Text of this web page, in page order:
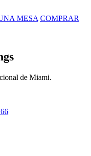
MESA COMPRAR
de Miami.